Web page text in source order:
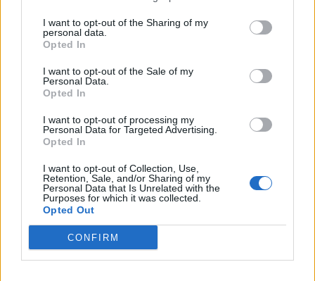
I want to opt-out of the Sharing of my
personal data.
Opted In
I want to opt-out of the Sale of my
Personal Data.
Opted In
I want to opt-out of processing my
Personal Data for Targeted Advertising.
Opted In
I want to opt-out of Collection, Use,
Retention, Sale, and/or Sharing of my
Personal Data that Is Unrelated with the
Purposes for which it was collected.
Opted Out
CONFIRM
Ψηφιακό Δελτίο Αποστολής: Τι αλλάζει στις
λαϊκές αγορές και τα ελαιοτριβεία
06/08/2026 10:58